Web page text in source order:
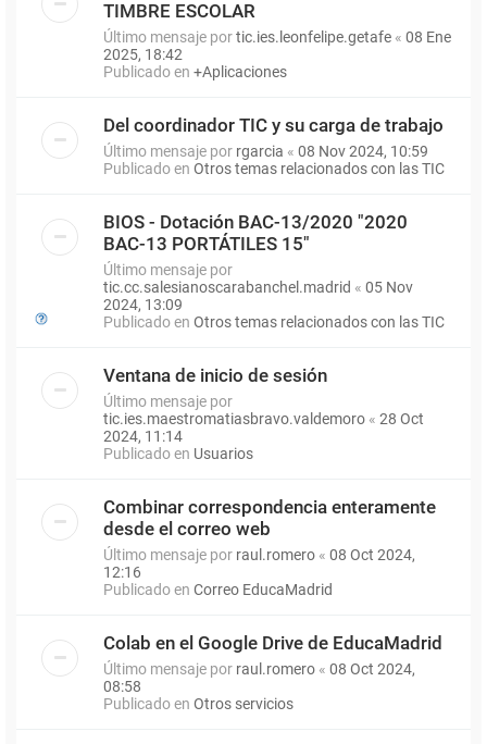
TIMBRE ESCOLAR
Último mensaje portic.ies.leonfelipe.getafe « 08 Ene
2025, 18:42
Publicado en +Aplicaciones
Del coordinador TIC y su carga de trabajo
Último mensaje por rgarcia « 08 Nov 2024, 10:59
Publicado en Otros temas relacionados con las TIC
BIOS - Dotación BAC-13/2020 "2020
BAC-13 PORTÁTILES 15"
Último mensaje por
tic.cc.salesianoscarabanchel.madrid « 05 Nov
2024, 13:09
Publicado en Otros temas relacionados con las TIC
Ventana de inicio de sesión
Último mensaje por
tic.ies.maestromatiasbravo.valdemoro « 28 Oct
2024, 11:14
Publicado en Usuarios
Combinar correspondencia enteramente
desde el correo web
Último mensaje por raul.romero « 08 Oct 2024,
12:16
Publicado en Correo EducaMadrid
Colab en el Google Drive de EducaMadrid
Último mensaje por raul.romero « 08 Oct 2024,
08:58
Publicado en Otros servicios